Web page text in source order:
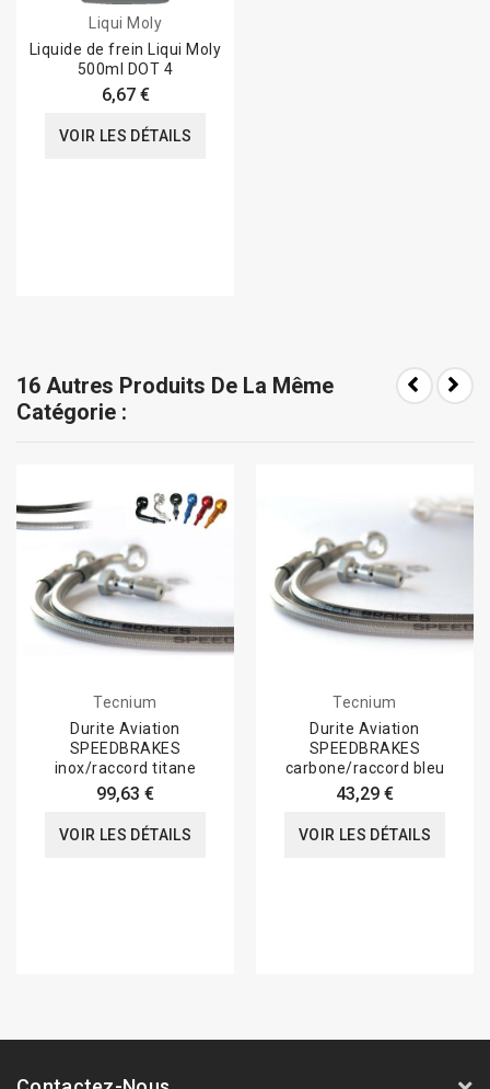
Liqui Moly
Liquide de frein Liqui Moly
500ml DOT 4
6,67 €
VOIR LES DÉTAILS
16 Autres Produits De La Même
Catégorie :
Tecnium
Durite Aviation
SPEEDBRAKES
inox/raccord titane
99,63 €
VOIR LES DÉTAILS
Tecnium
Durite Aviation
SPEEDBRAKES
carbone/raccord bleu
43,29 €
VOIR LES DÉTAILS